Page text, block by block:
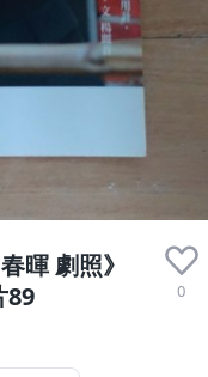
暉 劇照》
89
0